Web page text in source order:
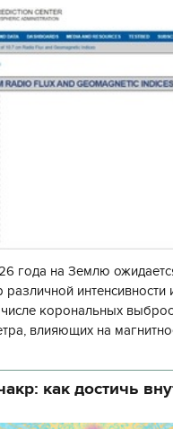
года на Землю
различной интенсивности
корональных
влияющих на
как достичь